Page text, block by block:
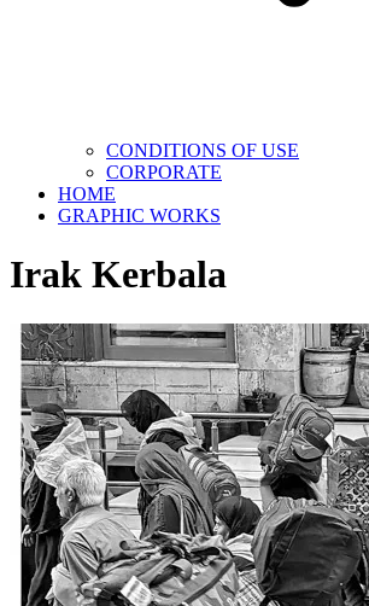
CONDITIONS OF USE
CORPORATE
HOME
GRAPHIC WORKS
Irak Kerbala